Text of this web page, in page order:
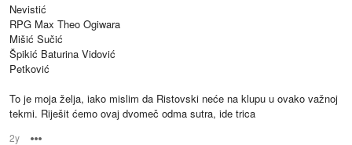
Nevistić
RPG Max Theo Ogiwara
Mišić Sučić
Špikić Baturina Vidović
Petković
To je moja želja, iako mislim da Ristovski neće na klupu u ovako važnoj
tekmi. Riješit ćemo ovaj dvomeč odma sutra, ide trica
2y